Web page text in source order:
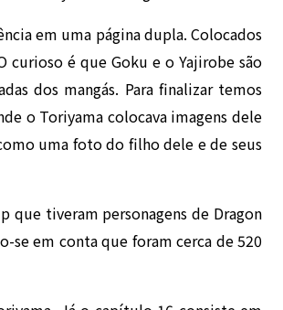
em uma página dupla. Colocados
curioso é que Goku e o Yajirobe são
dos mangás. Para finalizar temos
o Toriyama colocava imagens dele
uma foto do filho dele e de seus
que tiveram personagens de Dragon
se em conta que foram cerca de 520